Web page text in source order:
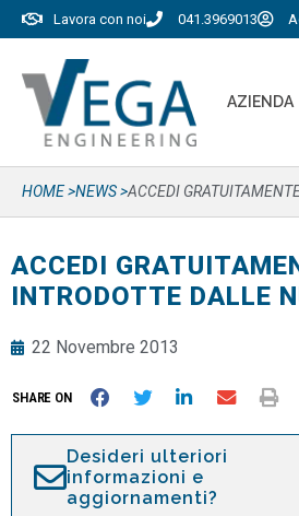
Lavora con noi 041.3969013
AZIENDA
HOME >NEWS >ACCEDI
ACCEDI
INTRODOTTE DALLE
22 Novembre 2013
SHARE ON
Desideri ulteriori
informazioni e
aggiornamenti?